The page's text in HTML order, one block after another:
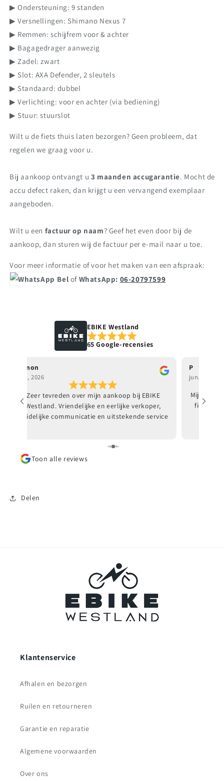
▶ Ondersteuning: 9 standen
▶ Versnellingen: Shimano Nexus 7
▶ Remmen: schijfrem voor & achter
▶ Bagagedrager aanwezig
▶ Zadel: zwart
▶ Slot: AXA Defender, 2 sleutels
▶ Standaard: dubbel
▶ Verlichting: voor en achter (via bediening)
▶ Stuur: stuurslot
Wilt u de fiets thuis laten bezorgen? Geen probleem, dat
regelen we graag voor u.
Bij aankoop ontvangt u 3 maanden accugarantie. Mocht de
accu defect raken, dan krijgt u een vervangend exemplaar
aangeboden.
Wilt u een factuur op naam? Geef het even door bij de
aankoop, dan sturen wij de factuur per e-mail naar u toe.
Voor meer informatie of voor het maken van een afspraak:
Bel of WhatsApp: 06-20797599
EBIKE Westland
65 Google-recensies
Manon
jun., 2026
Zeer tevreden over mijn aankoop bij EBIKE
Westland. Vriendelijke en eerlijke verkoper,
duidelijke communicatie en uitstekende service
nagekomen. Ik ben ontzettend blij met mijn e-
bike en kan EBIKE Westland van harte
P
jun., 2026
Mijn
fiets.
Toon alle reviews
Delen
Klantenservice
Afhalen en bezorgen
Ruilen en retourneren
Garantie en reparatie
Algemene voorwaarden
Over ons